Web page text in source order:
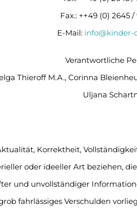
Fax.: ++49 (0) 2645 /
E-Mail: info@kinder-
Verantwortliche
Thieroff M.A., Corinna
Uljana
Korrektheit,
oder ideeller Art beziehen,
und unvollständiger
fahrlässiges Verschulden